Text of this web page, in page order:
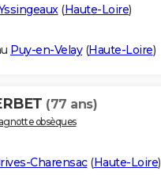
(Haute-Loire)
Puy-en-Velay(Haute-Loire)
(77 ans)
obsèques
Charensac(Haute-Loire)